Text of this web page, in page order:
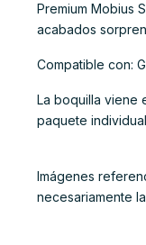
Premium Mobius
acabados
Compatible con:
La boquilla viene
paquete
Imágenes
necesariamente